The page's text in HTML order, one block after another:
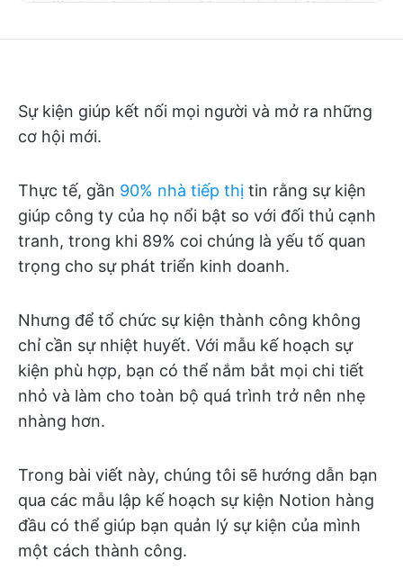
Sự kiện giúp kết nối mọi người và mở ra những
cơ hội mới.
Thực tế, gần 90% nhà tiếp thị tin rằng sự kiện
giúp công ty của họ nổi bật so với đối thủ cạnh
tranh, trong khi 89% coi chúng là yếu tố quan
trọng cho sự phát triển kinh doanh.
Nhưng để tổ chức sự kiện thành công không
chỉ cần sự nhiệt huyết. Với mẫu kế hoạch sự
kiện phù hợp, bạn có thể nắm bắt mọi chi tiết
nhỏ và làm cho toàn bộ quá trình trở nên nhẹ
nhàng hơn.
Trong bài viết này, chúng tôi sẽ hướng dẫn bạn
qua các mẫu lập kế hoạch sự kiện Notion hàng
đầu có thể giúp bạn quản lý sự kiện của mình
một cách thành công.